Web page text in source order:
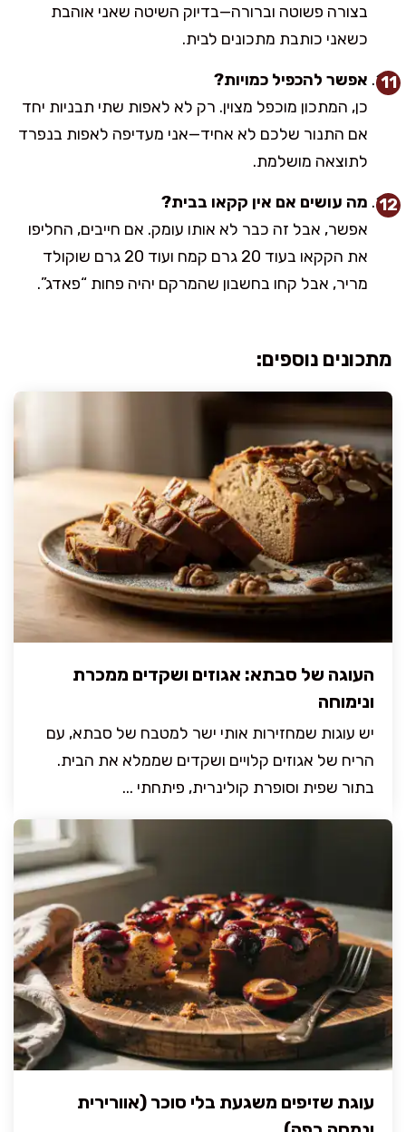
בצורה פשוטה וברורה—בדיוק השיטה שאני אוהבת
כשאני כותבת מתכונים לבית.
אפשר להכפיל כמויות?
כן, המתכון מוכפל מצוין. רק לא לאפות שתי תבניות יחד
אם התנור שלכם לא אחיד—אני מעדיפה לאפות בנפרד
לתוצאה מושלמת.
מה עושים אם אין קקאו בבית?
אפשר, אבל זה כבר לא אותו עומק. אם חייבים, החליפו
את הקקאו בעוד 20 גרם קמח ועוד 20 גרם שוקולד
מריר, אבל קחו בחשבון שהמרקם יהיה פחות “פאדג”.
מתכונים נוספים:
העוגה של סבתא: אגוזים ושקדים ממכרת
ונימוחה
יש עוגות שמחזירות אותי ישר למטבח של סבתא, עם
הריח של אגוזים קלויים ושקדים שממלא את הבית.
בתור שפית וסופרת קולינרית, פיתחתי ...
עוגת שזיפים משגעת בלי סוכר (אוורירית